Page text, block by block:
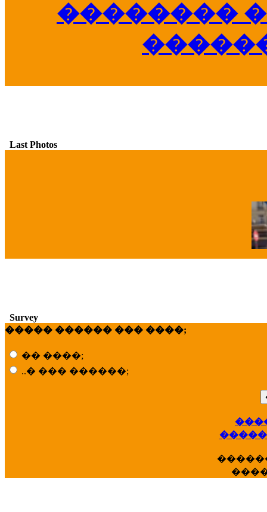
��������
Last Photos
Survey
����� ������ ��� ����;
�� ����;
..� ��� ������;